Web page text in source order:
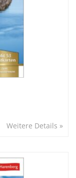
Weitere Details »